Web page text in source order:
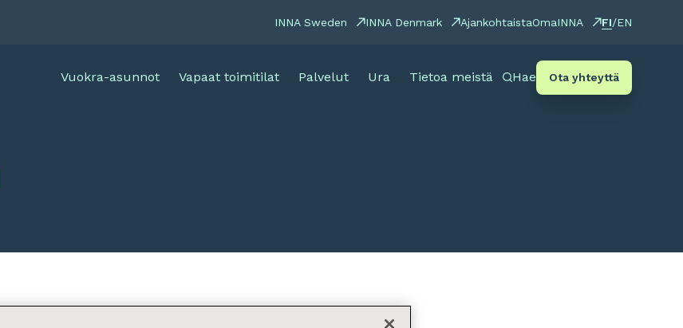
INNA Sweden INNA Denmark AjankohtaistaOmaINNA FI/EN
Vuokra-asunnot Vapaat toimitilat Palvelut Ura Tietoa meistä Hae Ota yhteyttä